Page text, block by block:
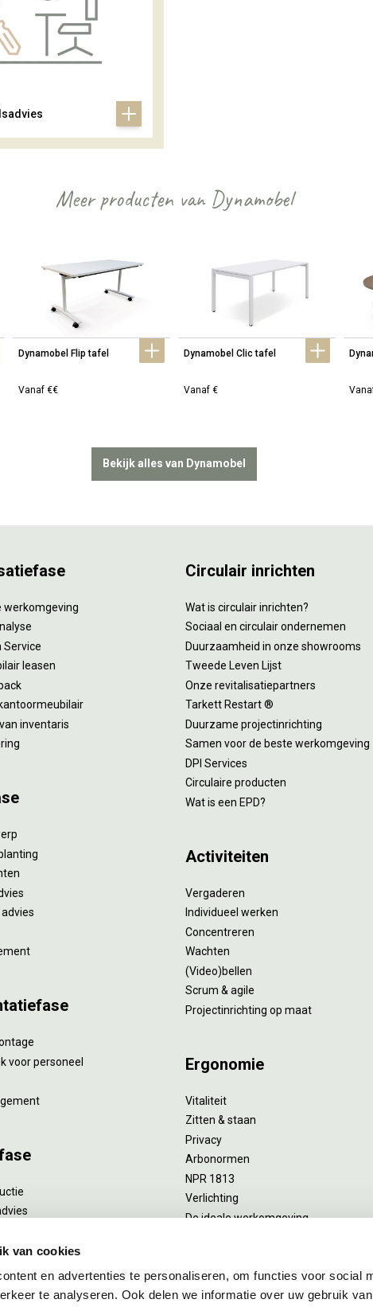
van cookies
en advertenties te personaliseren, om functies voor social
te analyseren. Ook delen we informatie over uw gebruik
Meer producten van Dynamobel
Dynamobel Flip tafel
Vanaf €€
Dynamobel Clic tafel
Vanaf €
Bekijk alles van Dynamobel
werkomgeving
Service
leasen
inventaris
voor personeel
reiniging
Circulair inrichten
Wat is circulair inrichten?
Sociaal en circulair ondernemen
Duurzaamheid in onze showrooms
Tweede Leven Lijst
Onze revitalisatiepartners
Tarkett Restart ®
Duurzame projectinrichting
Samen voor de beste werkomgeving
DPI Services
Circulaire producten
Wat is een EPD?
Activiteiten
Vergaderen
Individueel werken
Concentreren
Wachten
(Video)bellen
Scrum & agile
Projectinrichting op maat
Ergonomie
Vitaliteit
Zitten & staan
Privacy
Arbonormen
NPR 1813
Verlichting
De ideale werkomgeving